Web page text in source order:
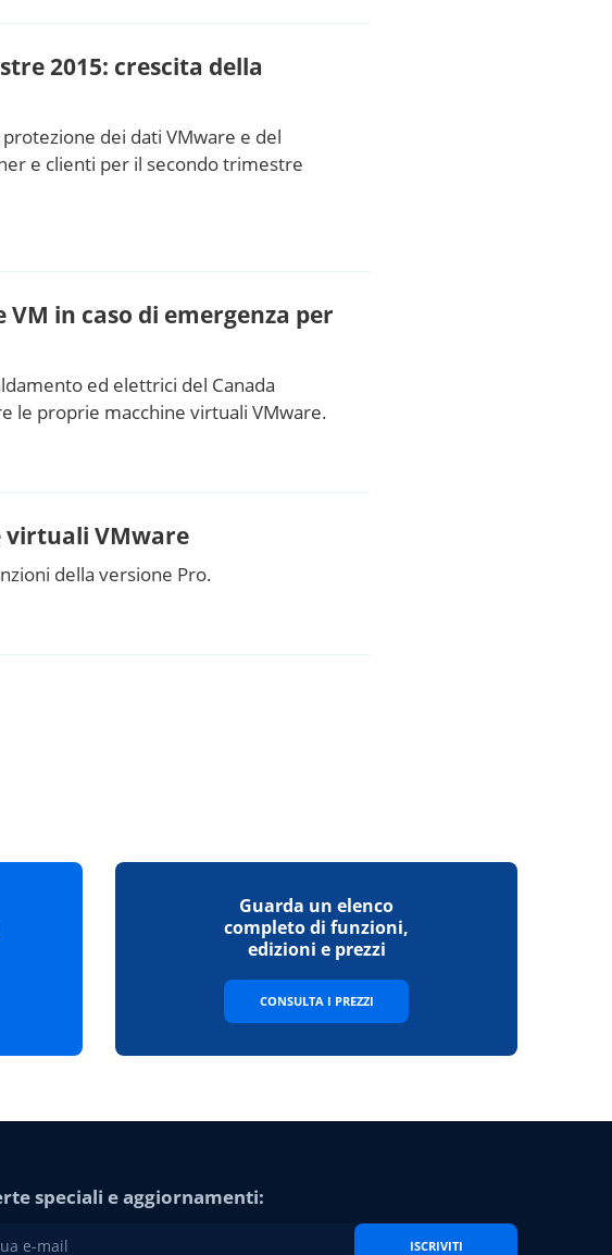
2015: crescita della
dei dati VMware e del
e clienti per il secondo trimestre
in caso di emergenza per
ed elettrici del Canada
le proprie macchine virtuali VMware.
virtuali VMware
della versione Pro.
Guarda un elenco
completo di funzioni,
edizioni e prezzi
CONSULTA I PREZZI
speciali e aggiornamenti:
ISCRIVITI